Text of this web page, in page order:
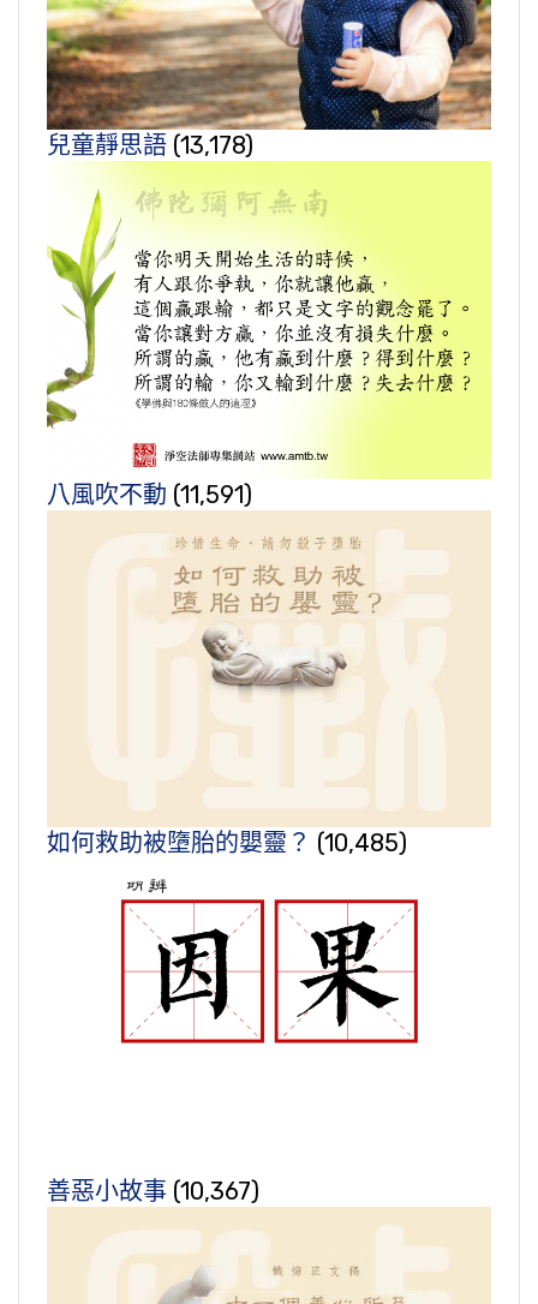
兒童靜思語 (13,178)
八風吹不動 (11,591)
如何救助被墮胎的嬰靈？ (10,485)
善惡小故事 (10,367)